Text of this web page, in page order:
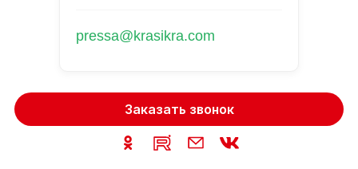
pressa@krasikra.com
Заказать звонок